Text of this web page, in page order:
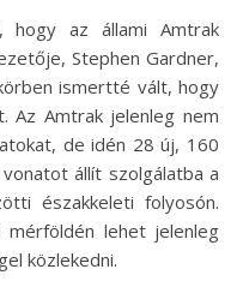
hogy az állami Amtrak
Stephen Gardner,
ismertté vált, hogy
Az Amtrak jelenleg nem
de idén 28 új, 160
állít szolgálatba a
északkeleti folyosón.
mérföldén lehet jelenleg
közlekedni.